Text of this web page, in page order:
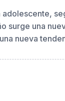
surge una
nueva